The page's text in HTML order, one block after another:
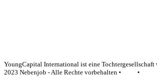
YoungCapital International ist eine
2023 Nebenjob - Alle Rechte vorbehalten •
•